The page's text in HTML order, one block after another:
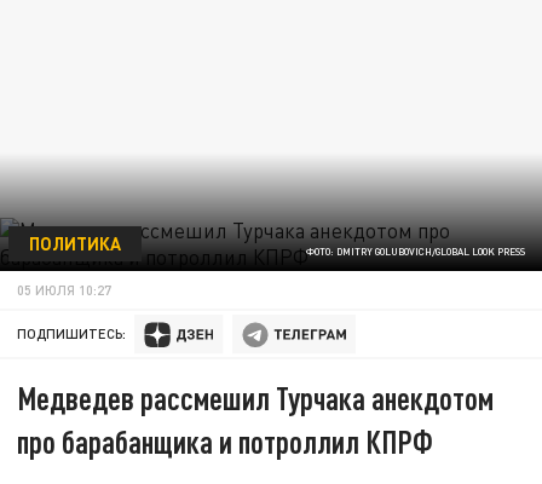
ФОТО: DMITRY GOLUBOVICH/GLOBAL LOOK PRESS
ПОЛИТИКА
05 ИЮЛЯ 10:27
ПОДПИШИТЕСЬ:
Медведев рассмешил Турчака анекдотом
про барабанщика и потроллил КПРФ